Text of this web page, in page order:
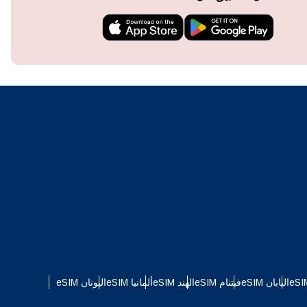
or
اليابان eSIM فيتنام eSIM الهند eSIM ألمانيا eSIM
اليونان eSIM